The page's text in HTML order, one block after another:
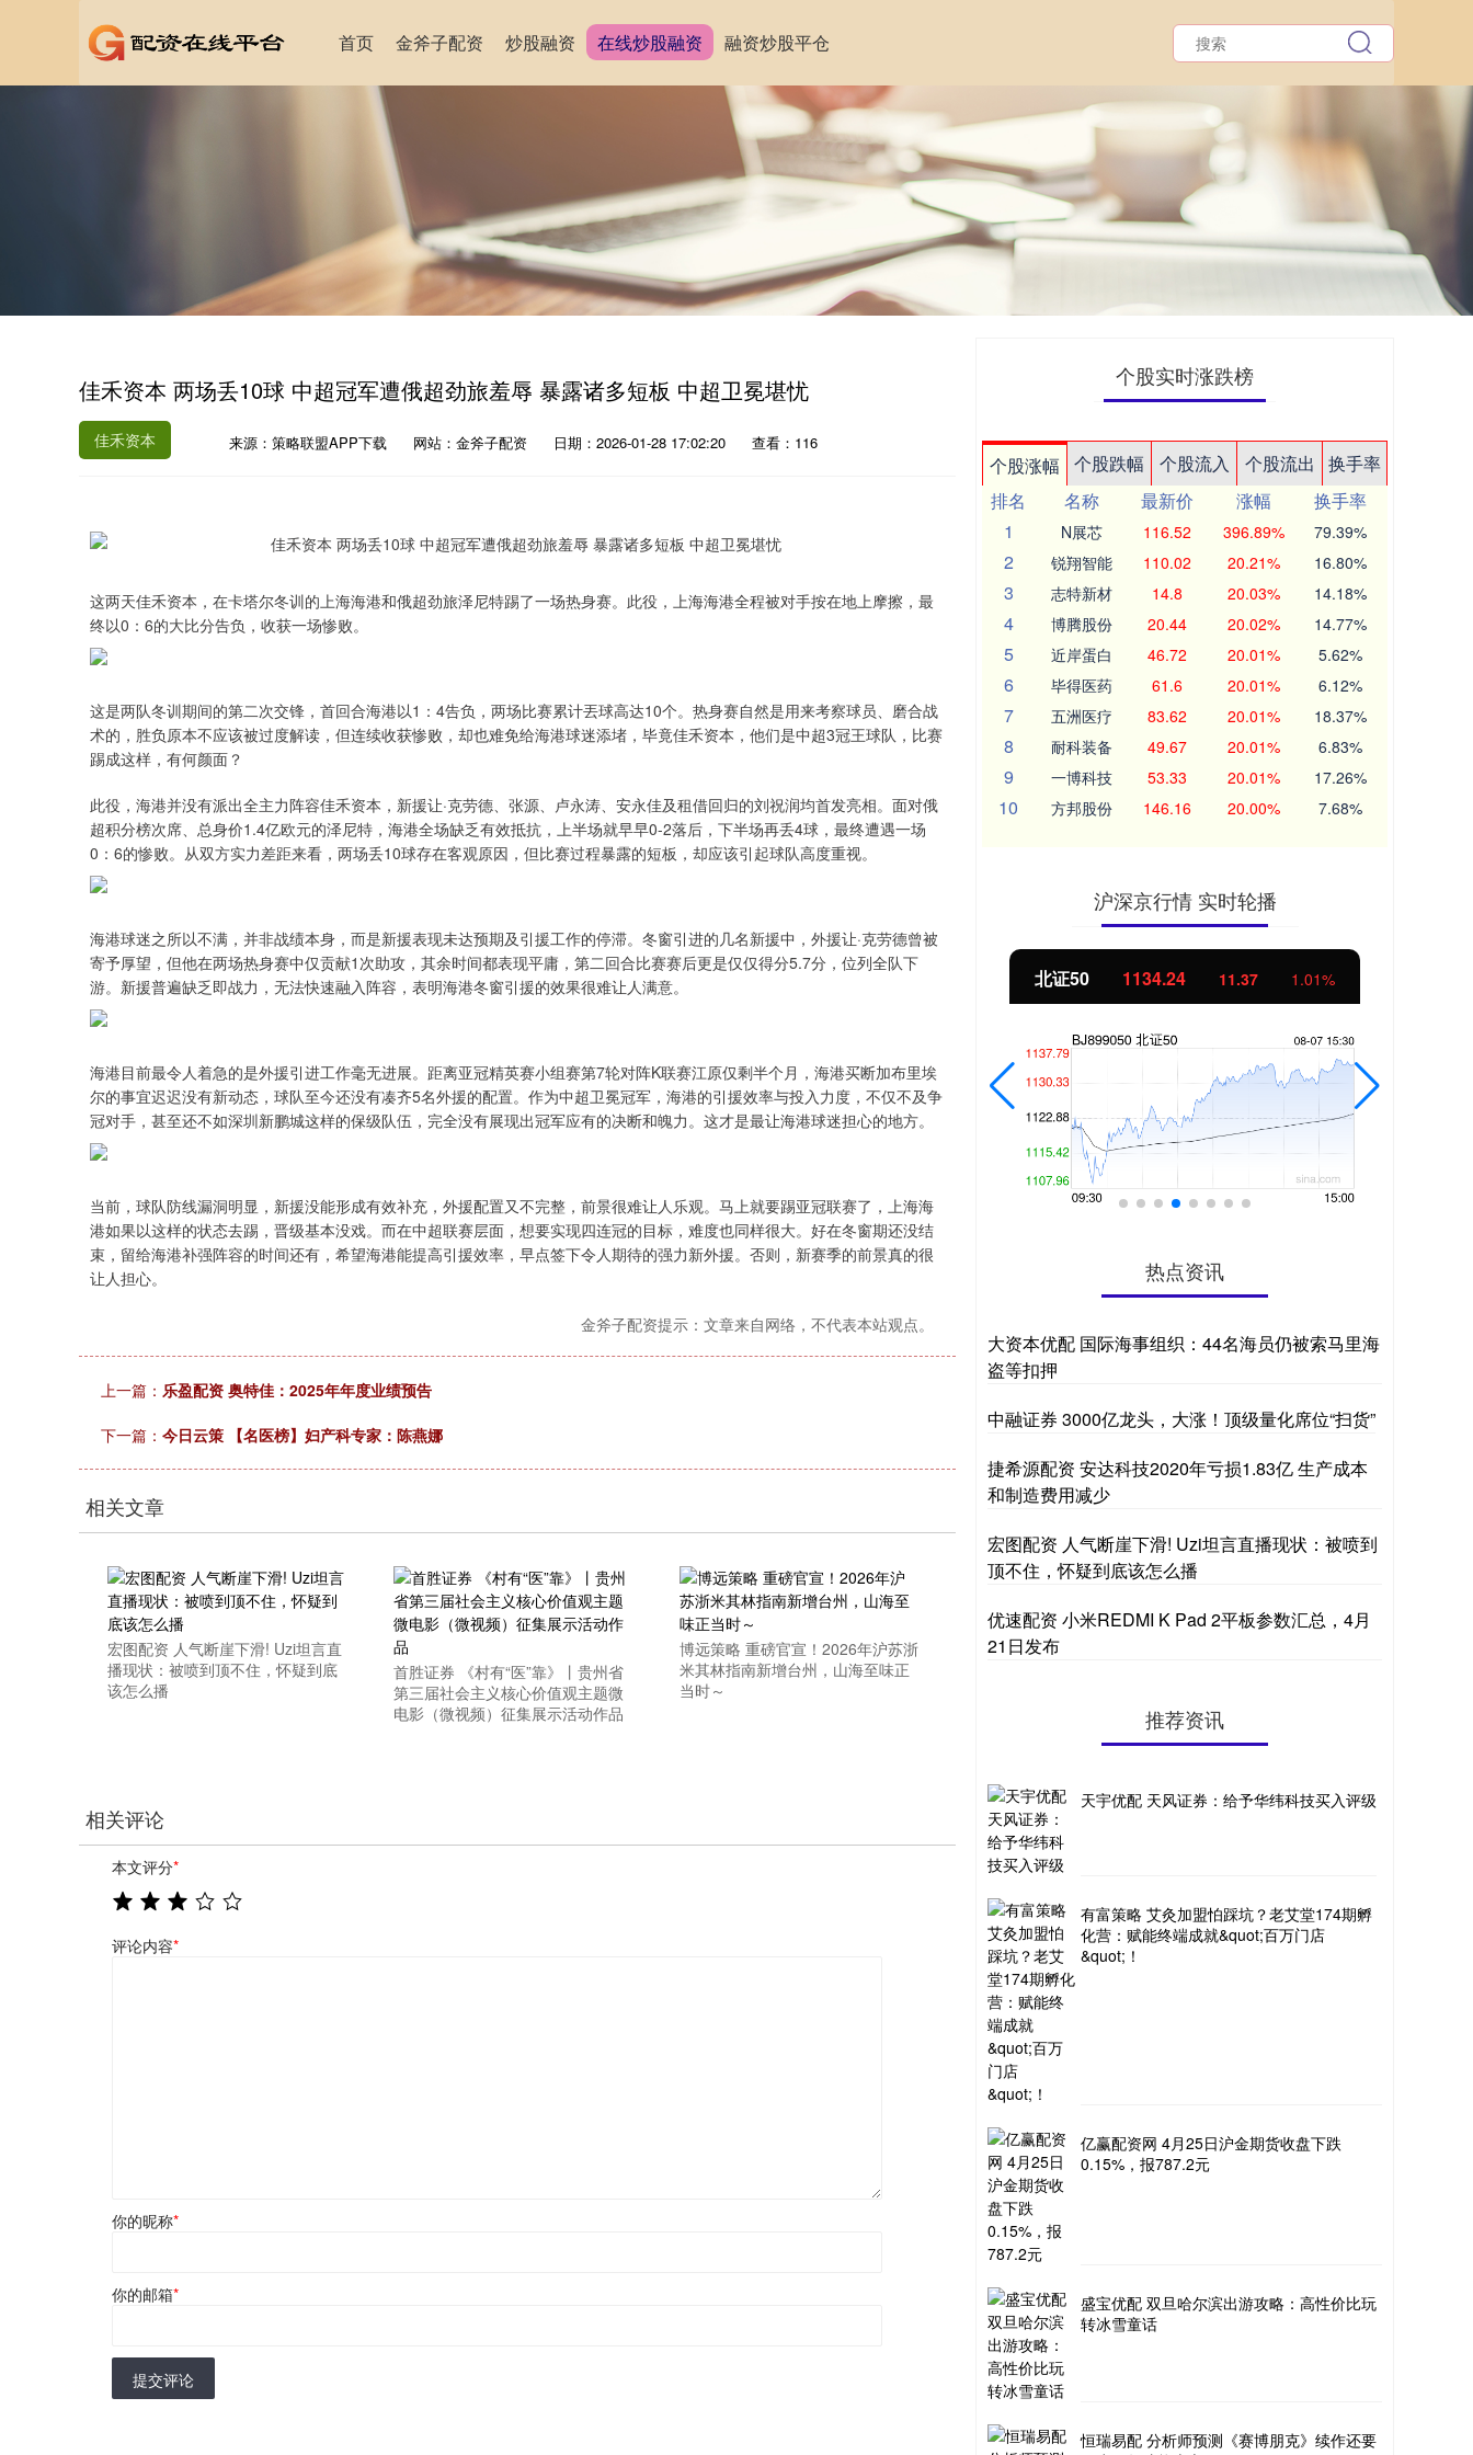
首页 金斧子配资 炒股融资 在线炒股融资 融资炒股平仓
佳禾资本 两场丢10球 中超冠军遭俄超劲旅羞辱 暴露诸多短板 中超卫冕堪忧
佳禾资本 来源：策略联盟APP下载 网站：金斧子配资 日期：2026-01-28 17:02:20 查看：116
这两天佳禾资本，在卡塔尔冬训的上海海港和俄超劲旅泽尼特踢了一场热身赛。此役，上海海港全程被对手按在地上摩擦，最
终以0：6的大比分告负，收获一场惨败。
这是两队冬训期间的第二次交锋，首回合海港以1：4告负，两场比赛累计丟球高达10个。热身赛自然是用来考察球员、磨合战
术的，胜负原本不应该被过度解读，但连续收获惨败，却也难免给海港球迷添堵，毕竟佳禾资本，他们是中超3冠王球队，比赛
踢成这样，有何颜面？
此役，海港并没有派出全主力阵容佳禾资本，新援让·克劳德、张源、卢永涛、安永佳及租借回归的刘祝润均首发亮相。面对俄
超积分榜次席、总身价1.4亿欧元的泽尼特，海港全场缺乏有效抵抗，上半场就早早0-2落后，下半场再丢4球，最终遭遇一场
0：6的惨败。从双方实力差距来看，两场丢10球存在客观原因，但比赛过程暴露的短板，却应该引起球队高度重视。
海港球迷之所以不满，并非战绩本身，而是新援表现未达预期及引援工作的停滞。冬窗引进的几名新援中，外援让·克劳德曾被
寄予厚望，但他在两场热身赛中仅贡献1次助攻，其余时间都表现平庸，第二回合比赛赛后更是仅仅得分5.7分，位列全队下
游。新援普遍缺乏即战力，无法快速融入阵容，表明海港冬窗引援的效果很难让人满意。
海港目前最令人着急的是外援引进工作毫无进展。距离亚冠精英赛小组赛第7轮对阵K联赛江原仅剩半个月，海港买断加布里埃
尔的事宜迟迟没有新动态，球队至今还没有凑齐5名外援的配置。作为中超卫冕冠军，海港的引援效率与投入力度，不仅不及争
冠对手，甚至还不如深圳新鹏城这样的保级队伍，完全没有展现出冠军应有的决断和魄力。这才是最让海港球迷担心的地方。
当前，球队防线漏洞明显，新援没能形成有效补充，外援配置又不完整，前景很难让人乐观。马上就要踢亚冠联赛了，上海海
港如果以这样的状态去踢，晋级基本没戏。而在中超联赛层面，想要实现四连冠的目标，难度也同样很大。好在冬窗期还没结
束，留给海港补强阵容的时间还有，希望海港能提高引援效率，早点签下令人期待的强力新外援。否则，新赛季的前景真的很
让人担心。
金斧子配资提示：文章来自网络，不代表本站观点。
上一篇： 乐盈配资 奥特佳：2025年年度业绩预告
下一篇： 今日云策 【名医榜】妇产科专家：陈燕娜
相关文章
宏图配资 人气断崖下滑! Uzi坦言直
播现状：被喷到顶不住，怀疑到底
该怎么播
首胜证券 《村有“医”靠》丨贵州省
第三届社会主义核心价值观主题微
电影（微视频）征集展示活动作品
博远策略 重磅官宣！2026年沪苏浙
米其林指南新增台州，山海至味正
当时～
相关评论
本文评分*
评论内容*
你的昵称*
你的邮箱*
提交评论
个股实时涨跌榜
个股涨幅 个股跌幅 个股流入 个股流出
换手率
排名
名称 最新价 涨幅
换手率
1
N展芯 116.52 396.89% 79.39%
2 锐翔智能 110.02 20.21% 16.80%
3 志特新材 14.8 20.03% 14.18%
4 博腾股份 20.44 20.02% 14.77%
5 近岸蛋白 46.72 20.01% 5.62%
6 毕得医药 61.6 20.01% 6.12%
7 五洲医疗 83.62 20.01% 18.37%
8 耐科装备 49.67 20.01% 6.83%
9 一博科技 53.33 20.01% 17.26%
10 方邦股份 146.16 20.00% 7.68%
沪深京行情 实时轮播
1.02% 深证成指 14311.01 200.89 1.42% 沪深300 4694.44 北证50 1134.24 11.37 1.01%
热点资讯
大资本优配 国际海事组织：44名海员仍被索马里海
盗等扣押
中融证券 3000亿龙头，大涨！顶级量化席位“扫货”
捷希源配资 安达科技2020年亏损1.83亿 生产成本
和制造费用减少
宏图配资 人气断崖下滑! Uzi坦言直播现状：被喷到
顶不住，怀疑到底该怎么播
优速配资 小米REDMI K Pad 2平板参数汇总，4月
21日发布
推荐资讯
天宇优配 天风证券：给予华纬科技买入评级
有富策略 艾灸加盟怕踩坑？老艾堂174期孵
化营：赋能终端成就&quot;百万门店
&quot;！
亿赢配资网 4月25日沪金期货收盘下跌
0.15%，报787.2元
盛宝优配 双旦哈尔滨出游攻略：高性价比玩
转冰雪童话
恒瑞易配 分析师预测《赛博朋克》续作还要